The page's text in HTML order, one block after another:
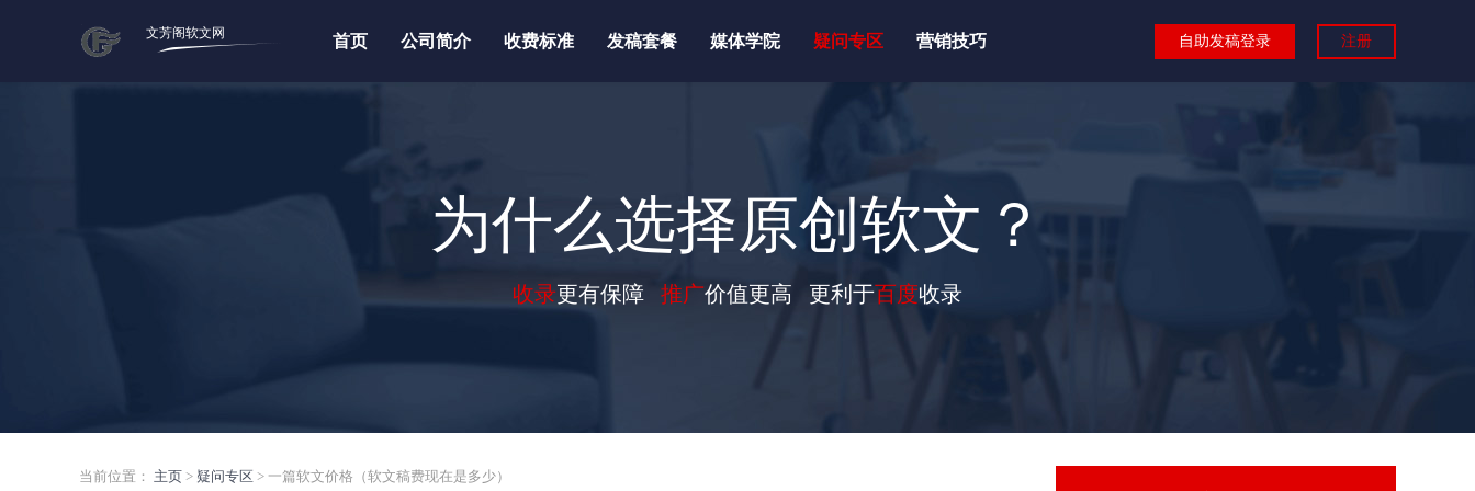
文芳阁软文网 首页 公司简介 收费标准 发稿套餐 媒体学院 疑问专区 营销技巧 自助发稿登录 注册
为什么选择原创软文？
收录更有保障 推广价值更高 更利于百度收录
当前位置： 主页 > 疑问专区 > 一篇软文价格（软文稿费现在是多少）